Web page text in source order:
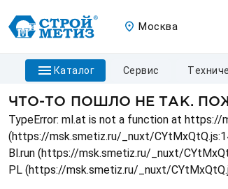
Москва
каталог сервис
ЧТО-ТО ПОШЛО НЕ ТАК.
TypeError: ml.at is not a function at https://
(https://msk.smetiz.ru/_nuxt/
Bl.run (https://msk.smetiz.ru/_nuxt/
PL (https://msk.smetiz.ru/_nuxt/